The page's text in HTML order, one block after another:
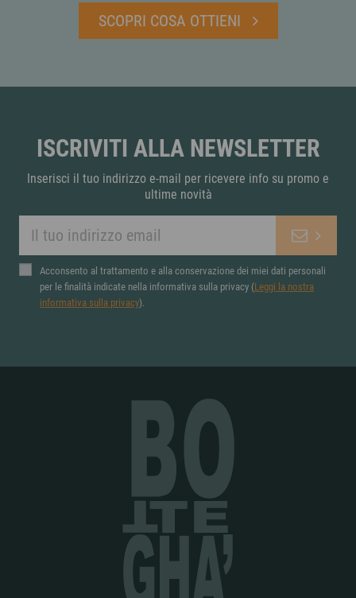
SCOPRI COSA OTTIENI
ISCRIVITI ALLA NEWSLETTER
Inserisci il tuo indirizzo e-mail per ricevere info su promo e
ultime novità
Acconsento al trattamento e alla conservazione dei miei dati personali
per le finalità indicate nella informativa sulla privacy (Leggi la nostra
informativa sulla privacy).